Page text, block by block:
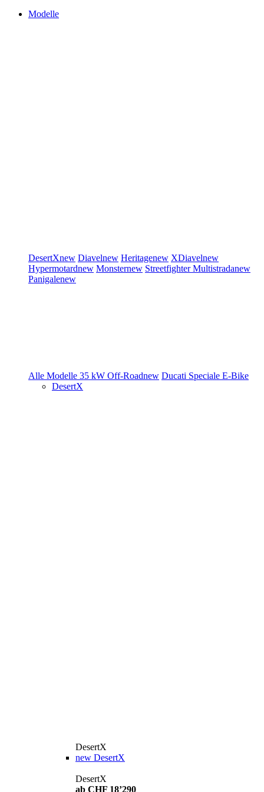
Modelle
DesertXnew Diavelnew Heritagenew XDiavelnew
Hypermotardnew Monsternew StreetfighterMultistradanew
Panigalenew
Alle Modelle 35 kW Off-Roadnew Ducati Speciale E-Bike
DesertX
DesertX
new DesertX
DesertX
ab CHF 18’290